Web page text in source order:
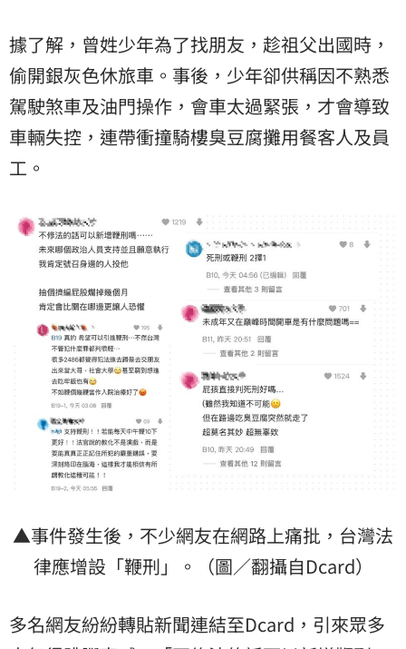
據了解，曾姓少年為了找朋友，趁祖父出國時，
偷開銀灰色休旅車。事後，少年卻供稱因不熟悉
駕駛煞車及油門操作，會車太過緊張，才會導致
車輛失控，連帶衝撞騎樓臭豆腐攤用餐客人及員
工。
▲事件發生後，不少網友在網路上痛批，台灣法
律應增設「鞭刑」。（圖／翻攝自Dcard）
多名網友紛紛轉貼新聞連結至Dcard，引來眾多